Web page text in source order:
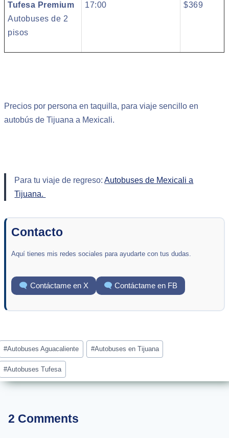
Tufesa Premium
Autobuses de 2
pisos
17:00 $369
Precios por persona en taquilla, para viaje sencillo en
autobús de Tijuana a Mexicali.
Para tu viaje de regreso:Autobuses de Mexicali a
Tijuana.
Contacto
Aquí tienes mis redes sociales para ayudarte con tus dudas.
Contáctame en X Contáctame en FB
#Autobuses Aguacaliente #Autobuses en Tijuana
#Autobuses Tufesa
2 Comments